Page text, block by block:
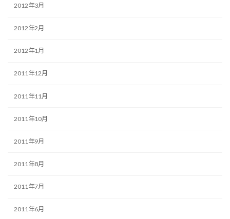
2012年3月
2012年2月
2012年1月
2011年12月
2011年11月
2011年10月
2011年9月
2011年8月
2011年7月
2011年6月